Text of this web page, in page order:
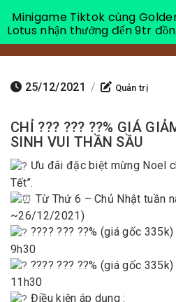
25/12/2021 / Quản trị
CHỈ ??? ??? ??% GIÁ
SINH VUI THẦN SẦU
Ưu đãi đặc biệt mừng Noel
Tết”.
Từ Thứ 6 – Chủ Nhật tuần
~26/12/2021)
???? ??? ??% (giá gốc
9h30
???? ??? ??% (giá gốc
11h30
Điều kiện áp dụng :
Minigame Tiktok cùng
Lotus nhận thưởng đến 9tr